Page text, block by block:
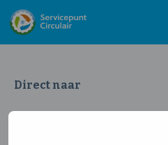
Direct naar
Wat is een circulaire